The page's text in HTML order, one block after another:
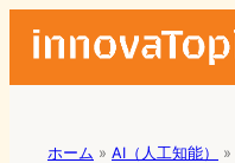
ホーム » AI（人工知能） »